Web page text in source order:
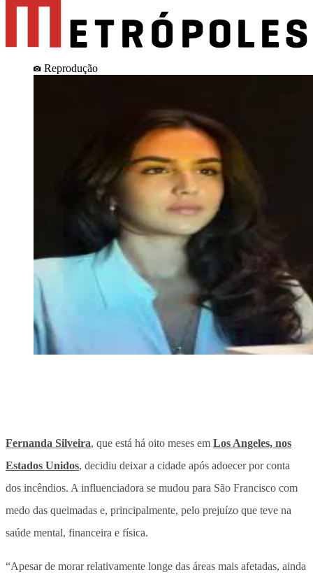
Reprodução
Fernanda Silveira, que está há oito meses em Los Angeles, nos
Estados Unidos, decidiu deixar a cidade após adoecer por conta
dos incêndios. A influenciadora se mudou para São Francisco com
medo das queimadas e, principalmente, pelo prejuízo que teve na
saúde mental, financeira e física.
“Apesar de morar relativamente longe das áreas mais afetadas, ainda